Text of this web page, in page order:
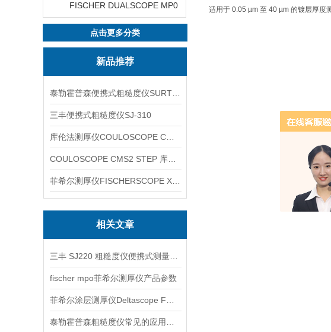
FISCHER DUALSCOPE MP0
点击更多分类
新品推荐
三丰便携式粗糙度仪SJ-310
相关文章
fischer mpo菲希尔测厚仪产品参数
适用于 0.05 µm 至 40 µm 的镀层厚度